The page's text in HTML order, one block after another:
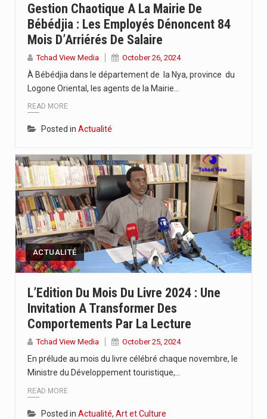
Gestion Chaotique A La Mairie De
Bébédjia : Les Employés Dénoncent 84
Mois D’Arriérés De Salaire
Tchad View Media October 26, 2024
À Bébédjia dans le département de la Nya, province du
Logone Oriental, les agents de la Mairie…
READ MORE
Posted in Actualité
ACTUALITÉ
L’Edition Du Mois Du Livre 2024 : Une
Invitation A Transformer Des
Comportements Par La Lecture
Tchad View Media October 25, 2024
En prélude au mois du livre célébré chaque novembre, le
Ministre du Développement touristique,…
READ MORE
Posted in Actualité, Art et Culture